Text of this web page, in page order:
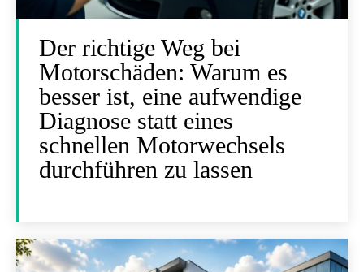
Der richtige Weg bei
Motorschäden: Warum es
besser ist, eine aufwendige
Diagnose statt eines
schnellen Motorwechsels
durchführen zu lassen